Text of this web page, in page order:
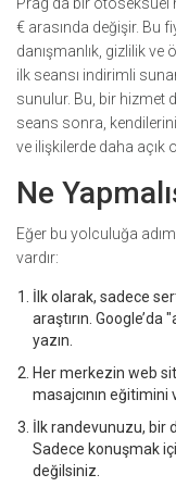
Prag’da bir
€ arasında değişir. Bu
danışmanlık, gizlilik ve
ilk seansı indirimli
sunulur. Bu, bir hizmet
seans sonra, kendilerini
ve ilişkilerde daha açık
Ne
Eğer bu yolculuğa
vardır:
İlk olarak, sadece
araştırın.
yazın.
Her merkezin web
masajcının eğitimini
İlk randevunuzu, bir
Sadece konuşmak
değilsiniz.